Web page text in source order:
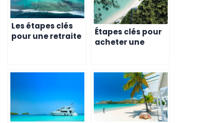
Les étapes clés
pour une retraite
Étapes clés pour
acheter une